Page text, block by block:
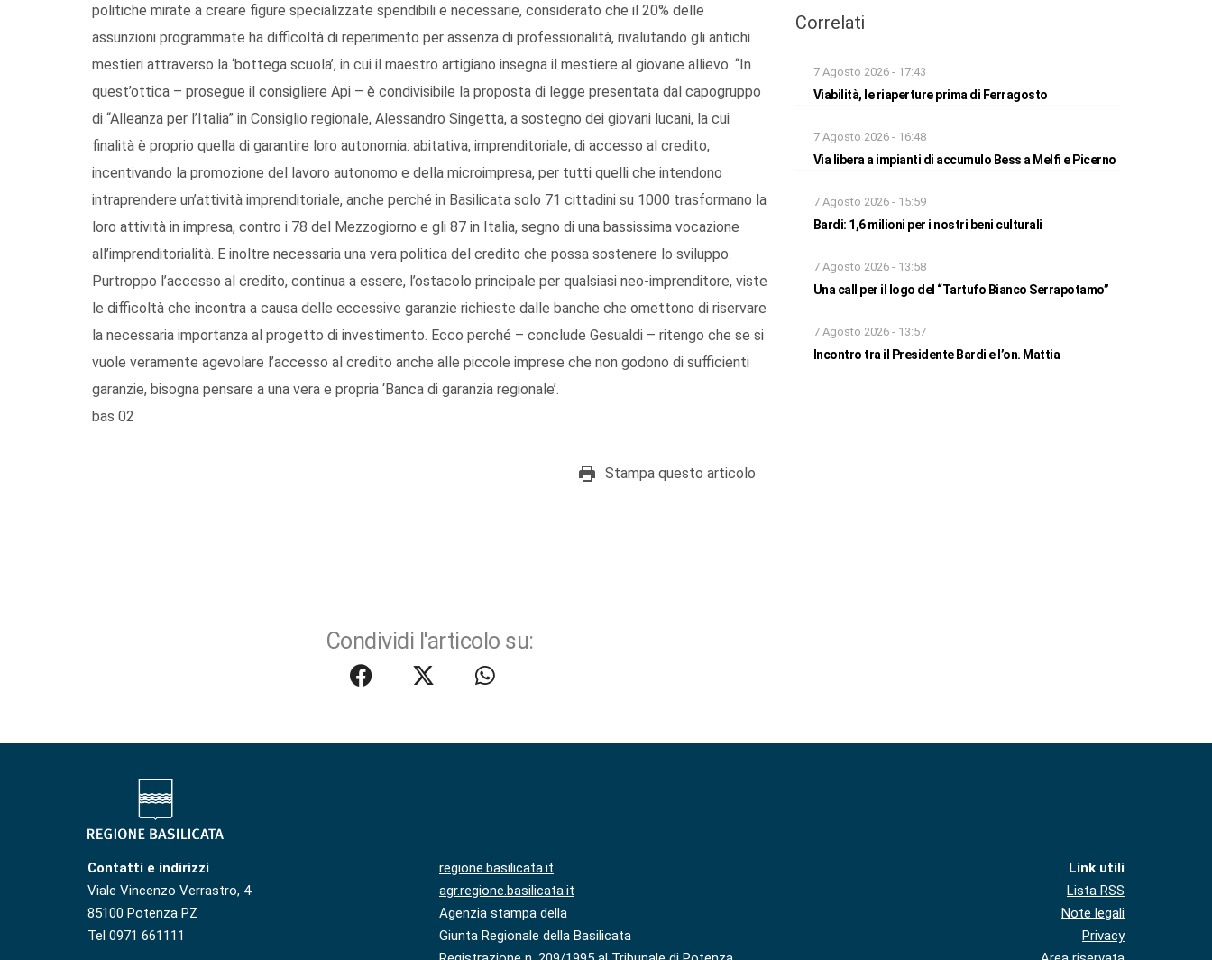
politiche mirate a creare figure specializzate spendibili e necessarie, considerato che il 20% delle
assunzioni programmate ha difficoltà di reperimento per assenza di professionalità, rivalutando gli antichi
mestieri attraverso la ‘bottega scuola’, in cui il maestro artigiano insegna il mestiere al giovane allievo. “In
quest’ottica – prosegue il consigliere Api – è condivisibile la proposta di legge presentata dal capogruppo
di “Alleanza per l’Italia” in Consiglio regionale, Alessandro Singetta, a sostegno dei giovani lucani, la cui
finalità è proprio quella di garantire loro autonomia: abitativa, imprenditoriale, di accesso al credito,
incentivando la promozione del lavoro autonomo e della microimpresa, per tutti quelli che intendono
intraprendere un’attività imprenditoriale, anche perché in Basilicata solo 71 cittadini su 1000 trasformano la
loro attività in impresa, contro i 78 del Mezzogiorno e gli 87 in Italia, segno di una bassissima vocazione
all’imprenditorialità. E inoltre necessaria una vera politica del credito che possa sostenere lo sviluppo.
Purtroppo l’accesso al credito, continua a essere, l’ostacolo principale per qualsiasi neo-imprenditore, viste
le difficoltà che incontra a causa delle eccessive garanzie richieste dalle banche che omettono di riservare
la necessaria importanza al progetto di investimento. Ecco perché – conclude Gesualdi – ritengo che se si
vuole veramente agevolare l’accesso al credito anche alle piccole imprese che non godono di sufficienti
garanzie, bisogna pensare a una vera e propria ‘Banca di garanzia regionale’.
bas 02
Stampa questo articolo
Condividi l'articolo su:
Correlati
7 Agosto 2026 - 17:43
Viabilità, le riaperture prima di Ferragosto
7 Agosto 2026 - 16:48
Via libera a impianti di accumulo Bess a Melfi e Picerno
7 Agosto 2026 - 15:59
Bardi: 1,6 milioni per i nostri beni culturali
7 Agosto 2026 - 13:58
Una call per il logo del “Tartufo Bianco Serrapotamo”
7 Agosto 2026 - 13:57
Incontro tra il Presidente Bardi e l’on. Mattia
Contatti e indirizzi
Viale Vincenzo Verrastro, 4
85100 Potenza PZ
Tel 0971 661111
regione.basilicata.it
agr.regione.basilicata.it
Agenzia stampa della
Giunta Regionale della Basilicata
Link utili
Lista RSS
Note legali
Privacy